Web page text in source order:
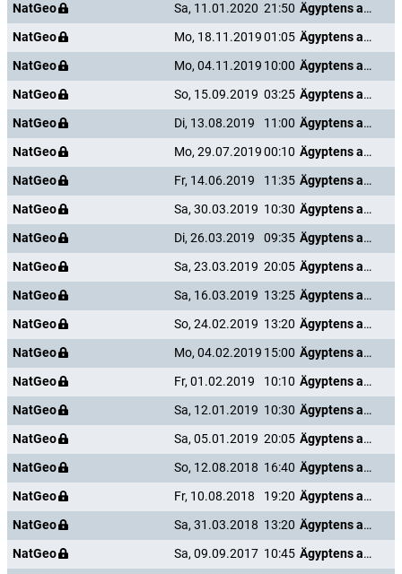
NatGeo Sa, 11.01.2020 21:50
Ägyptens antike Unterwelt
NatGeo
Mo, 18.11.201901:05
Ägyptens antike Unterwelt
NatGeo
Mo, 04.11.2019 10:00
Ägyptens antike Unterwelt
NatGeo
So, 15.09.2019 03:25
Ägyptens antike Unterwelt
NatGeo
Di, 13.08.2019 11:00
Ägyptens antike Unterwelt
NatGeo
Mo, 29.07.201900:10
Ägyptens antike Unterwelt
NatGeo
Fr, 14.06.2019 11:35
Ägyptens antike Unterwelt
NatGeo
Sa, 30.03.2019 10:30
Ägyptens antike Unterwelt
NatGeo
Di, 26.03.2019 09:35
Ägyptens antike Unterwelt
NatGeo
Sa, 23.03.2019 20:05
Ägyptens antike Unterwelt
NatGeo
Sa, 16.03.2019 13:25
Ägyptens antike Unterwelt
NatGeo
So, 24.02.2019 13:20
Ägyptens antike Unterwelt
NatGeo
Mo, 04.02.2019 15:00
Ägyptens antike Unterwelt
NatGeo
Fr, 01.02.2019 10:10
Ägyptens antike Unterwelt
NatGeo
Sa, 12.01.2019 10:30
Ägyptens antike Unterwelt
NatGeo
Sa, 05.01.2019 20:05
Ägyptens antike Unterwelt
NatGeo
So, 12.08.2018 16:40
Ägyptens antike Unterwelt
NatGeo
Fr, 10.08.2018 19:20
Ägyptens antike Unterwelt
NatGeo
Sa, 31.03.2018 13:20
Ägyptens antike Unterwelt
NatGeo
Sa, 09.09.2017 10:45
Ägyptens antike Unterwelt